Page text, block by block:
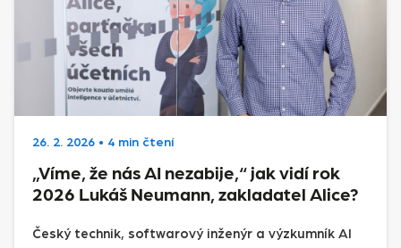
26. 2. 2026 • 4 min čtení
„Víme, že nás AI nezabije,“ jak vidí rok
2026 Lukáš Neumann, zakladatel Alice?
Český technik, softwarový inženýr a výzkumník AI